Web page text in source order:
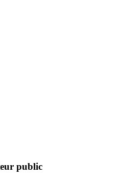
public